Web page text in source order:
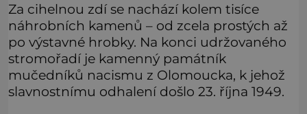
Za cihelnou zdí se nachází kolem tisíce
náhrobních kamenů – od zcela prostých až
po výstavné hrobky. Na konci udržovaného
stromořadí je kamenný památník
mučedníků nacismu z Olomoucka, k jehož
slavnostnímu odhalení došlo 23. října 1949.